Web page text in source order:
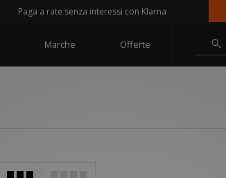
Paga a rate senza interessi con Klarna
Marche Offerte